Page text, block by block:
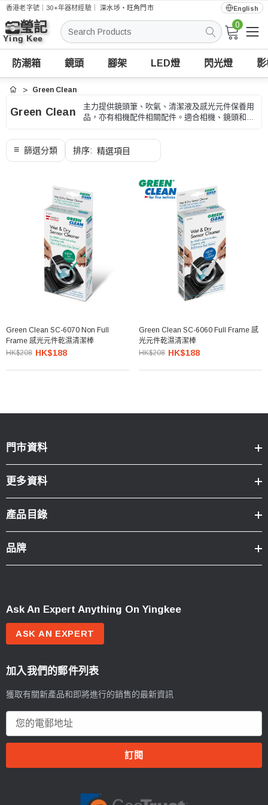
香港老字號｜30+年器材經驗｜深水埗・旺角門市 English
搜
索
0
防潮箱 鏡頭 腳架 LED燈 閃光燈
首頁 Green Clean
Green Clean
主力提供鏡頭筆、吹氣、清潔液及感光元件保養用
品，亦有相機配件相關配件。適合相機、鏡頭和感
用安全、型號和用途核對。
Green Clean SC-6070 Non Full
Frame 感光元件乾濕清潔棒
HK$208 HK$188
Green Clean SC-6060 Full Frame 感
光元件乾濕清潔棒
HK$208 HK$188
門市資料
更多資料
產品目錄
品牌
Ask An Expert Anything On Yingkee
ASK AN EXPERT
加入我們的郵件列表
獲取有關新產品和即將進行的銷售的最新資訊
郵